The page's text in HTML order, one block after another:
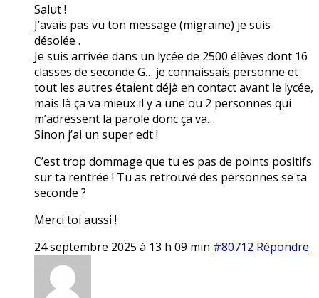
Salut !
J’avais pas vu ton message (migraine) je suis
désolée .
Je suis arrivée dans un lycée de 2500 élèves dont 16
classes de seconde G… je connaissais personne et
tout les autres étaient déjà en contact avant le lycée,
mais là ça va mieux il y a une ou 2 personnes qui
m’adressent la parole donc ça va…
Sinon j’ai un super edt !
C’est trop dommage que tu es pas de points positifs
sur ta rentrée ! Tu as retrouvé des personnes se ta
seconde ?
Merci toi aussi !
24 septembre 2025 à 13 h 09 min #80712 Répondre